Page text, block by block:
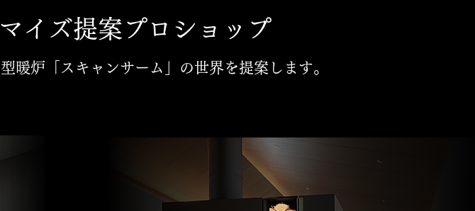
イズ提案プロショップ
暖炉「スキャンサーム」の世界を提案します。